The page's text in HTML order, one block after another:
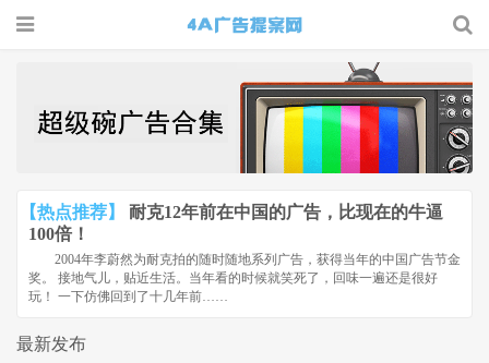
提案网 |
广告小报
| 广告圈
那点事
【热点推荐】
耐克12年前在中国的广告，比现在的牛逼
100倍！
2004年李蔚然为耐克拍的随时随地系列广告，获得当年的中国广告节金
奖。 接地气儿，贴近生活。当年看的时候就笑死了，回味一遍还是很好
玩！ 一下仿佛回到了十几年前……
最新发布